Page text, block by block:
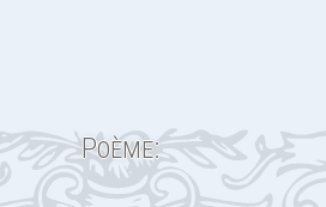
Poème: